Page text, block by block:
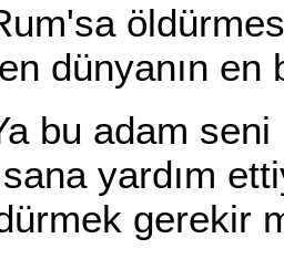
dünyanın en
seni bir
yardım
gerekir